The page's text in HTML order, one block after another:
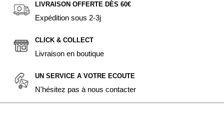
LIVRAISON OFFERTE DÈS 60€
Expédition sous 2-3j
CLICK & COLLECT
Livraison en boutique
UN SERVICE A VOTRE ECOUTE
N'hésitez pas à nous contacter